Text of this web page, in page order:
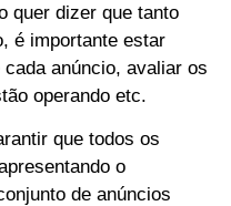
quer dizer que tanto
é importante estar
anúncio, avaliar os
operando etc.
que todos os
o
de anúncios